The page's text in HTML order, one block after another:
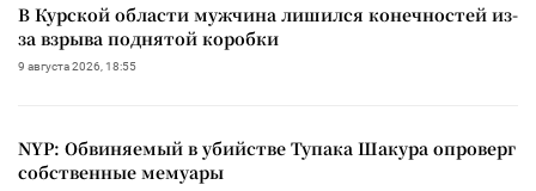
В Курской области мужчина лишился конечностей из-
за взрыва поднятой коробки
9 августа 2026, 18:55
NYP: Обвиняемый в убийстве Тупака Шакура опроверг
собственные мемуары